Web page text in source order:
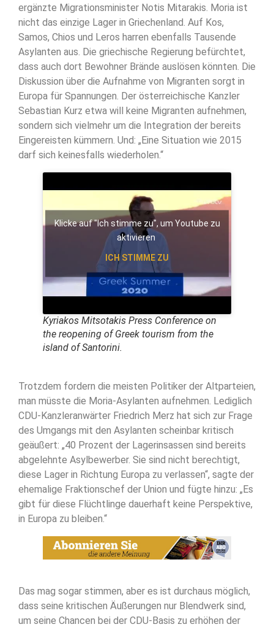
ergänzte Migrationsminister Notis Mitarakis. Moria ist
nicht das einzige Lager in Griechenland. Auf Kos,
Samos, Chios und Leros harren ebenfalls Tausende
Asylanten aus. Die griechische Regierung befürchtet,
dass auch dort Bewohner Brände auslösen könnten. Die
Diskussion über die Aufnahme von Migranten sorgt in
Europa für Spannungen. Der österreichische Kanzler
Sebastian Kurz etwa will keine Migranten aufnehmen,
sondern sich vielmehr um die Integration der bereits
Eingereisten kümmern. Und: „Eine Situation wie 2015
darf sich keinesfalls wiederholen.“
Klicke auf "Ich stimme zu", um Youtube zu
aktivieren
ICH STIMME ZU
Kyriakos Mitsotakis Press Conference on
the reopening of Greek tourism from the
island of Santorini.
Trotzdem fordern die meisten Politiker der Altparteien,
man müsste die Moria-Asylanten aufnehmen. Lediglich
CDU-Kanzleranwärter Friedrich Merz hat sich zur Frage
des Umgangs mit den Asylanten scheinbar kritisch
geäußert: „40 Prozent der Lagerinsassen sind bereits
abgelehnte Asylbewerber. Sie sind nicht berechtigt,
diese Lager in Richtung Europa zu verlassen“, sagte der
ehemalige Fraktionschef der Union und fügte hinzu: „Es
gibt für diese Flüchtlinge dauerhaft keine Perspektive,
in Europa zu bleiben.“
Das mag sogar stimmen, aber es ist durchaus möglich,
dass seine kritischen Äußerungen nur Blendwerk sind,
um seine Chancen bei der CDU-Basis zu erhöhen der